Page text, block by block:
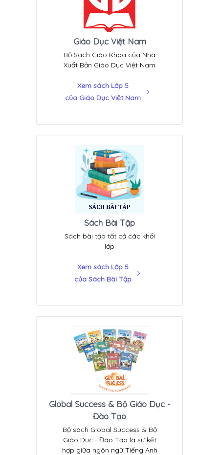
Giáo Dục Việt Nam
Bộ Sách Giáo Khoa của Nhà
Xuất Bản Giáo Dục Việt Nam
Xem sách Lớp 5
của Giáo Dục Việt Nam
Sách Bài Tập
Sách bài tập tất cả các khối
lớp
Xem sách Lớp 5
của Sách Bài Tập
Global Success & Bộ Giáo Dục -
Đào Tạo
Bộ sách Global Success & Bộ
Giáo Dục - Đào Tạo là sự kết
hợp giữa ngôn ngữ Tiếng Anh